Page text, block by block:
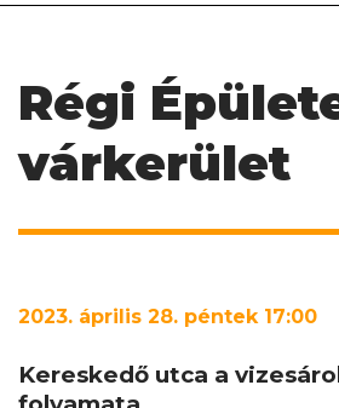
Régi
várkerület
2023. április 28. péntek 17:00
Kereskedő utca a